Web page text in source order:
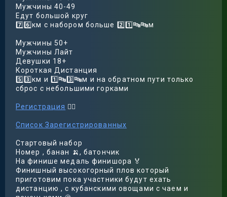
Мужчины 40-49
Едут большой круг
7️⃣6️⃣км с набором больше 2️⃣1️⃣🔤🔤м
Мужчины 50+
Мужчины Лайт
Девушки 18+
Короткая Дистанция
5️⃣3️⃣км и 1️⃣🔤3️⃣🔤м и на обратном пути только
сброс с небольшими горками
Регистрация 🚴‍♀️
Список Зарегистрированных
Стартовый набор
Номер , банан 🍌, батончик
На финише медаль финишора 🏅
Финишный высокогорный плов который
приготовим пока участники будут ехать
дистанцию , с кубанскими овощами с чаем и